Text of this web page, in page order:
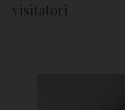
visitatori